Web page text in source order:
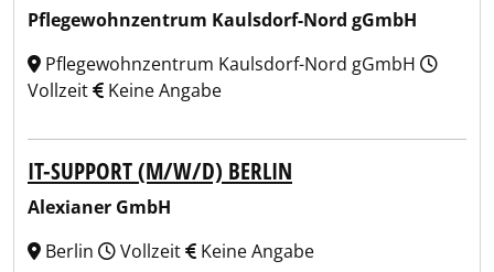
Pflegewohnzentrum Kaulsdorf-Nord gGmbH
Pflegewohnzentrum Kaulsdorf-Nord gGmbH
Vollzeit
Keine Angabe
IT-SUPPORT (M/W/D) BERLIN
Alexianer GmbH
Berlin
Vollzeit Keine Angabe